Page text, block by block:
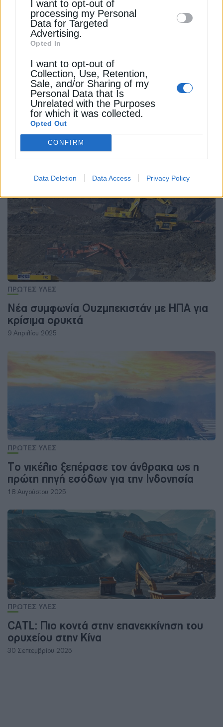
disclose it to other third parties.
I want to opt-out of
processing my Personal
Data for Targeted
Advertising.
Opted In
I want to opt-out of
Collection, Use, Retention,
Sale, and/or Sharing of my
Personal Data that Is
Unrelated with the Purposes
for which it was collected.
Opted Out
CONFIRM
Data Deletion Data Access Privacy Policy
έναυσμα για μια άναρχη ανταγωνιστική πάλη για
πλεονέκτημα και κέρδος- είναι η αναγνώριση ότι
αν και η Σελήνη δεν ανήκει σε κανέναν, εντούτοις
επειδή αποτελεί μέρος της “κοινής κληρονομιάς
της ανθρωπότητας”, είμαστε όλοι υπεύθυνοι γι’
αυτήν».
ΕΛΟΝ ΜΑΣΚ ΗΠΑ ΛΙΘΙΟ ΟΡΥΚΤΑ
ΠΡΩΤΕΣ ΥΛΕΣ
Νέα συμφωνία Ουζμπεκιστάν με ΗΠΑ για
κρίσιμα ορυκτά
9 Απριλίου 2025
ΠΡΩΤΕΣ ΥΛΕΣ
Το νικέλιο ξεπέρασε τον άνθρακα ως η
πρώτη πηγή εσόδων για την Ινδονησία
18 Αυγούστου 2025
ΠΡΩΤΕΣ ΥΛΕΣ
CATL: Πιο κοντά στην επανεκκίνηση του
ορυχείου στην Κίνα
30 Σεπτεμβρίου 2025